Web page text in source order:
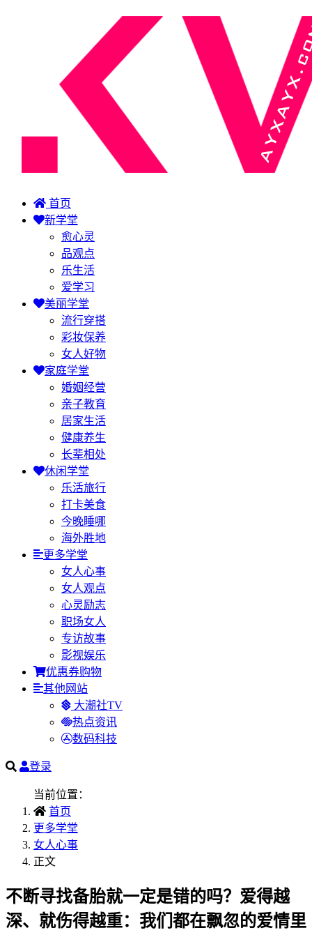
首页
新学堂
愈心灵
品观点
乐生活
爱学习
美丽学堂
流行穿搭
彩妆保养
女人好物
家庭学堂
婚姻经营
亲子教育
居家生活
健康养生
长辈相处
休闲学堂
乐活旅行
打卡美食
今晚睡哪
海外胜地
更多学堂
女人心事
女人观点
心灵励志
职场女人
专访故事
影视娱乐
优惠券购物
其他网站
大潮社TV
热点资讯
数码科技
登录
当前位置：
首页
更多学堂
女人心事
正文
不断寻找备胎就一定是错的吗？爱得越
深、就伤得越重：我们都在飘忽的爱情里